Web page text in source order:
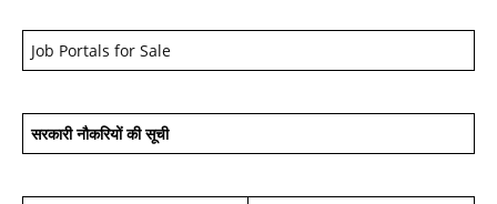
Job Portals for Sale
सरकारी नौकरियों की सूची